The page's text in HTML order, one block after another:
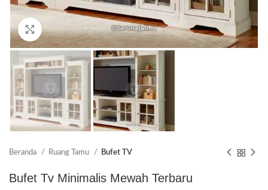
Click to enlarge
Beranda Ruang Tamu Bufet TV
Bufet Tv Minimalis Mewah Terbaru